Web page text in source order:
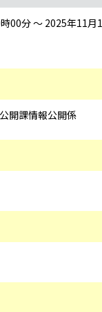
00分 ～ 2025年11月
開課情報公開係